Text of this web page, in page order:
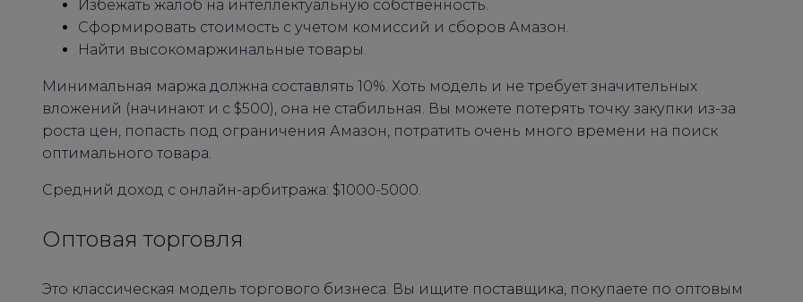
Избежать жалоб на интеллектуальную собственность.
Сформировать стоимость с учетом комиссий и сборов Амазон.
Найти высокомаржинальные товары.
Минимальная маржа должна составлять 10%. Хоть модель и не требует значительных
вложений (начинают и с $500), она не стабильная. Вы можете потерять точку закупки из-за
роста цен, попасть под ограничения Амазон, потратить очень много времени на поиск
оптимального товара.
Средний доход с онлайн-арбитража: $1000-5000.
Оптовая торговля
Это классическая модель торгового бизнеса. Вы ищите поставщика, покупаете по оптовым